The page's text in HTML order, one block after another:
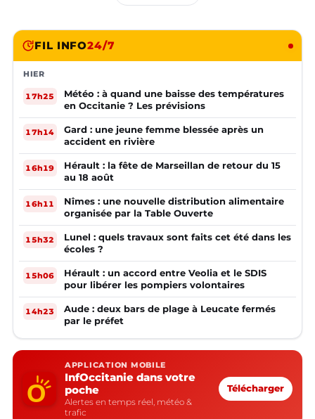
FIL INFO24/7
HIER
17h25
Météo : à quand une baisse des températures
en Occitanie ? Les prévisions
17h14
Gard : une jeune femme blessée après un
accident en rivière
16h19
Hérault : la fête de Marseillan de retour du 15
au 18 août
16h11
Nîmes : une nouvelle distribution alimentaire
organisée par la Table Ouverte
15h32
Lunel : quels travaux sont faits cet été dans les
écoles ?
15h06
Hérault : un accord entre Veolia et le SDIS
pour libérer les pompiers volontaires
14h23
Aude : deux bars de plage à Leucate fermés
par le préfet
APPLICATION MOBILE
InfOccitanie dans votre
poche
Alertes en temps réel, météo &
trafic
Télécharger